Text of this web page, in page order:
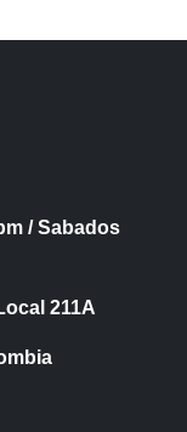
/Sabados
211A